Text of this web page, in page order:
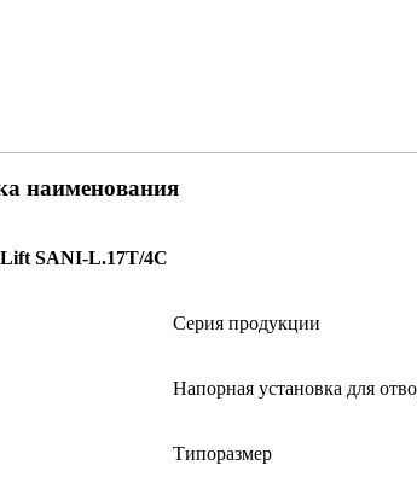
наименования
SANI-L.17T/4C
Серия продукции
Напорная установка для
Типоразмер